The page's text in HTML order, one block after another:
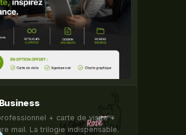
+ carte de visite +
mail. La trilogie indispensable.